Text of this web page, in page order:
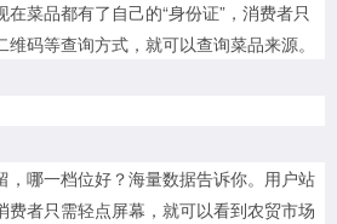
菜品都有了自己的“身份证”，消费者只
码等查询方式，就可以查询菜品来源。
，哪一档位好？海量数据告诉你。用户站
费者只需轻点屏幕，就可以看到农贸市场